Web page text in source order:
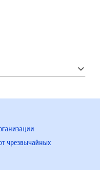
чрезвычайных